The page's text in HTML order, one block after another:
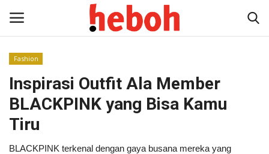
Home
Entertainment
Lifestyle
Fashion
Inspirasi Outfit Ala Member
BLACKPINK yang Bisa Kamu
Tiru
BLACKPINK terkenal dengan gaya busana mereka yang